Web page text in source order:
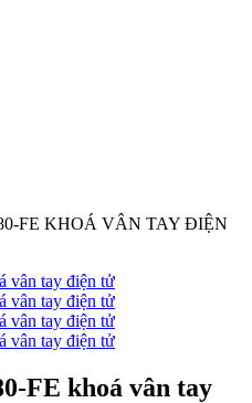
FE KHOÁ VÂN TAY ĐIỆN
FE khoá vân tay